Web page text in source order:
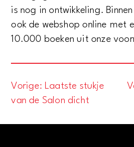
is nog in ontwikkeling.
ook de webshop online met
10.000 boeken uit onze
Bericht
Vorige: Laatste stukje
van de Salon dicht